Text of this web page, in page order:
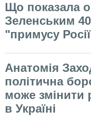
Що показала
Зеленським
"примусу
Анатомія
політична
може змінити
в Україні